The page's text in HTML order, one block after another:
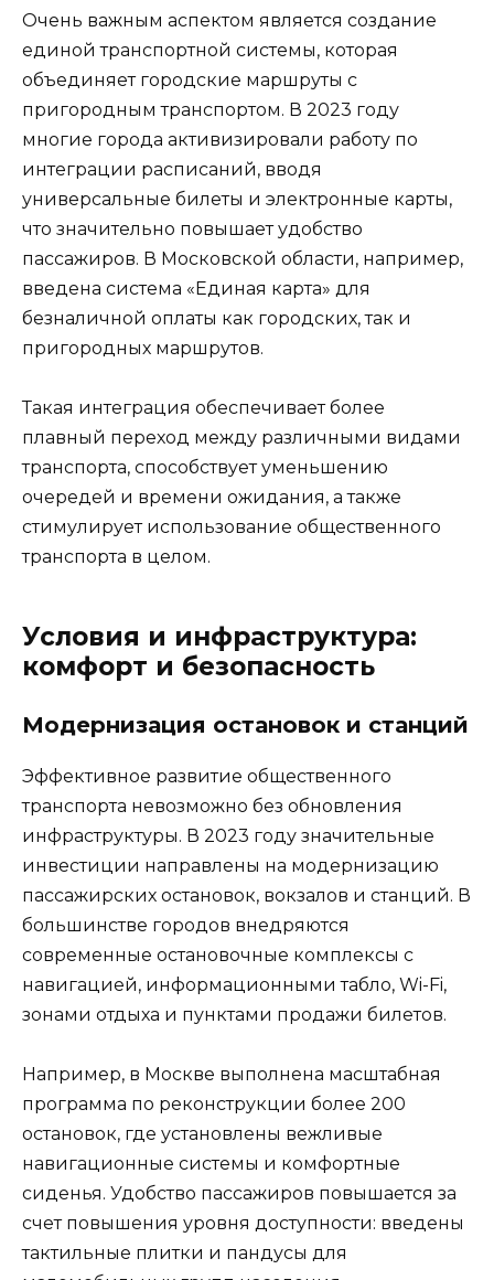
Очень важным аспектом является создание
единой транспортной системы, которая
объединяет городские маршруты с
пригородным транспортом. В 2023 году
многие города активизировали работу по
интеграции расписаний, вводя
универсальные билеты и электронные карты,
что значительно повышает удобство
пассажиров. В Московской области, например,
введена система «Единая карта» для
безналичной оплаты как городских, так и
пригородных маршрутов.
Такая интеграция обеспечивает более
плавный переход между различными видами
транспорта, способствует уменьшению
очередей и времени ожидания, а также
стимулирует использование общественного
транспорта в целом.
Условия и инфраструктура:
комфорт и безопасность
Модернизация остановок и станций
Эффективное развитие общественного
транспорта невозможно без обновления
инфраструктуры. В 2023 году значительные
инвестиции направлены на модернизацию
пассажирских остановок, вокзалов и станций. В
большинстве городов внедряются
современные остановочные комплексы с
навигацией, информационными табло, Wi-Fi,
зонами отдыха и пунктами продажи билетов.
Например, в Москве выполнена масштабная
программа по реконструкции более 200
остановок, где установлены вежливые
навигационные системы и комфортные
сиденья. Удобство пассажиров повышается за
счет повышения уровня доступности: введены
тактильные плитки и пандусы для